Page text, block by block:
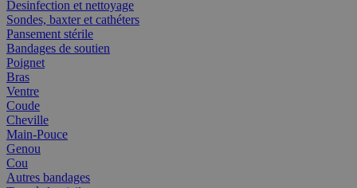
Desinfection et nettoyage
Sondes, baxter et cathéters
Pansement stérile
Bandages de soutien
Poignet
Bras
Ventre
Coude
Cheville
Main-Pouce
Genou
Cou
Autres bandages